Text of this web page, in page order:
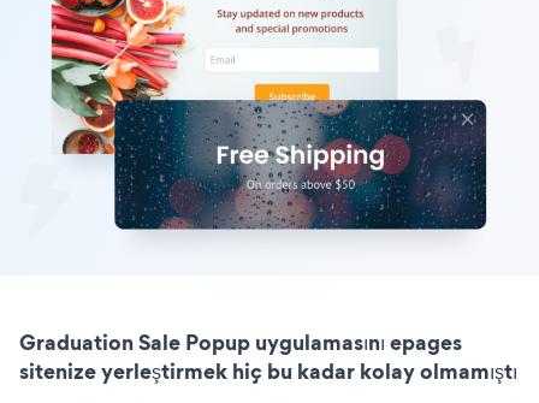
Graduation Sale Popup uygulamasını epages
sitenize yerleştirmek hiç bu kadar kolay olmamıştı